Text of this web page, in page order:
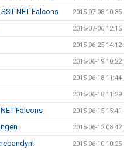
NET Falcons 2015-07-08 10:35
2015-07-06 12:15
2015-06-25 14:12
2015-06-19 10:22
2015-06-18 11:44
2015-06-18 11:29
Falcons 2015-06-15 15:41
2015-06-12 08:42
2015-06-10 10:25